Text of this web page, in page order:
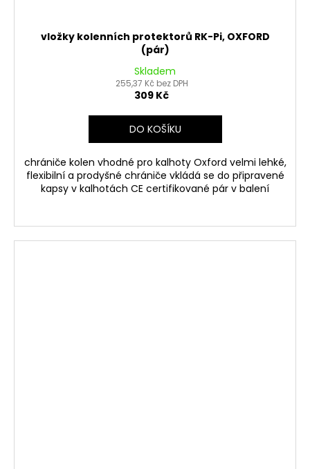
vložky kolenních protektorů RK-Pi, OXFORD
(pár)
Skladem
255,37 Kč bez DPH
309 Kč
DO KOŠÍKU
chrániče kolen vhodné pro kalhoty Oxford velmi lehké,
flexibilní a prodyšné chrániče vkládá se do připravené
kapsy v kalhotách CE certifikované pár v balení